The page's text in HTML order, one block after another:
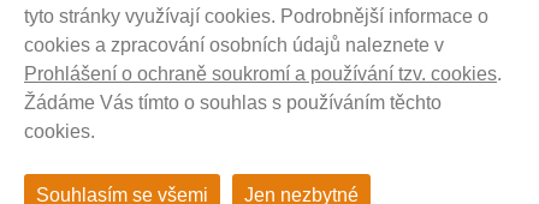
tyto stránky využívají cookies. Podrobnější informace o
cookies a zpracování osobních údajů naleznete v
Prohlášení o ochraně soukromí a používání tzv. cookies.
Žádáme Vás tímto o souhlas s používáním těchto
cookies.
Souhlasím se všemi Jen nezbytné
Ochrana soukromí
Cookies nastavení